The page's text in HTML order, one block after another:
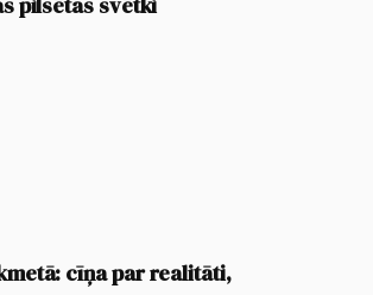
cīņa par realitāti,